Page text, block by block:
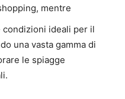
mentre
ideali per il
una vasta gamma di
le spiagge